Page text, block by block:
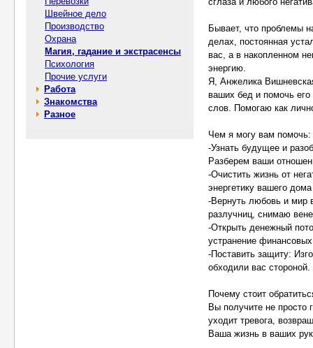
Швейное дело
Производство
Охрана
Магия, гадание и экстрасенсы
Психология
Прочие услуги
Работа
Знакомства
Разное
Бывает, что проблемы
делах, постоянная
вас, а в накопленном
энергию.
Я, Анжелика
ваших бед и помочь его
слов. Помогаю как
Чем я могу вам помочь:
-Узнать будущее и
Разберем ваши
-Очистить жизнь от
энергетику вашего
-Вернуть любовь и мир
разлучниц, снимаю
-Открыть денежный
устранение
-Поставить защиту:
обходили вас стороной.
Почему стоит
Вы получите не просто
уходит тревога,
Ваша жизнь в ваших